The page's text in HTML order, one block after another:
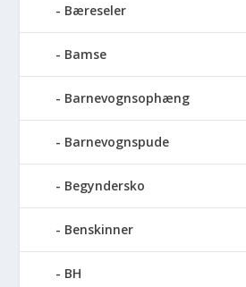
Bæreseler
Bamse
Barnevognsophæng
Barnevognspude
Begyndersko
Benskinner
BH